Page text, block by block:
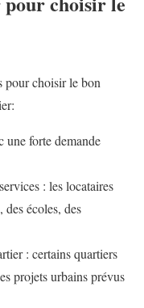
pour choisir le bon
une forte demande
: les locataires
des écoles, des
: certains quartiers
projets urbains prévus